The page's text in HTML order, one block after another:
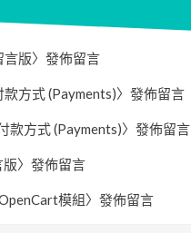
言版〉發佈留言
款方式 (Payments)〉發佈留言
款方式 (Payments)〉發佈留言
版〉發佈留言
模組〉發佈留言